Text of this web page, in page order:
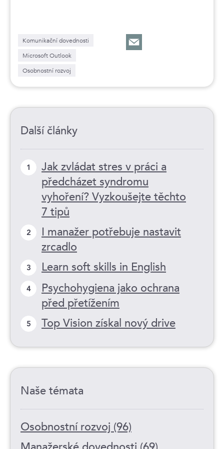
Komunikační dovednosti
Microsoft Outlook
Osobnostní rozvoj
Další články
1
Jak zvládat stres v práci a
předcházet syndromu
vyhoření? Vyzkoušejte těchto
7 tipů
2
I manažer potřebuje nastavit
zrcadlo
3 Learn soft skills in English
4
Psychohygiena jako ochrana
před přetížením
5 Top Vision získal nový drive
Naše témata
Osobnostní rozvoj (96)